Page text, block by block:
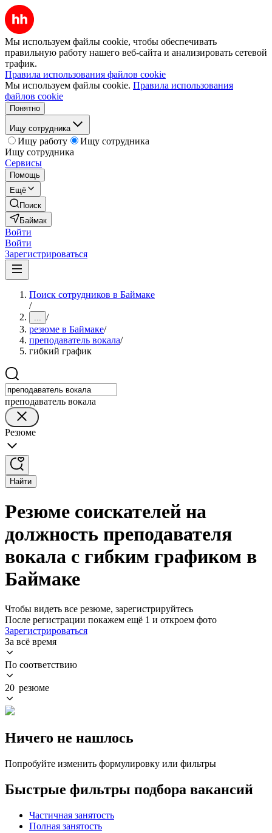
Мы используем файлы cookie, чтобы обеспечивать
правильную работу нашего веб-сайта и анализировать сетевой
трафик.
Правила использования файлов cookie
Мы используем файлы cookie. Правила использования
файлов cookie
Понятно
Ищу сотрудника
Ищу работу
Ищу сотрудника
Ищу сотрудника
Сервисы
Помощь
Ещё
Поиск
Баймак
Войти
Войти
Зарегистрироваться
Поиск сотрудников в Баймаке
/
... /
резюме в Баймаке/
преподаватель вокала/
гибкий график
преподаватель вокала
Резюме
Найти
Резюме соискателей на
должность преподавателя
вокала с гибким графиком в
Баймаке
Чтобы видеть все резюме, зарегистрируйтесь
После регистрации покажем ещё 1 и откроем фото
Зарегистрироваться
За всё время
По соответствию
20 резюме
Ничего не нашлось
Попробуйте изменить формулировку или фильтры
Быстрые фильтры подбора вакансий
Частичная занятость
Полная занятость